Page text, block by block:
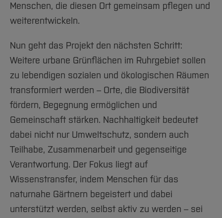
Menschen, die diesen Ort gemeinsam pflegen und
weiterentwickeln.
Nun geht das Projekt den nächsten Schritt:
Weitere urbane Grünflächen im Ruhrgebiet sollen
zu lebendigen sozialen und ökologischen Räumen
transformiert werden – Orte, die Biodiversität
fördern, Begegnung ermöglichen und
Gemeinschaft stärken. Nachhaltigkeit bedeutet
dabei nicht nur Umweltschutz, sondern auch
Teilhabe, Zusammenarbeit und gegenseitige
Verantwortung. Der Fokus liegt auf
Wissenstransfer, indem Menschen für das
naturnahe Gärtnern begeistert und dabei
unterstützt werden, selbst aktiv zu werden – sei